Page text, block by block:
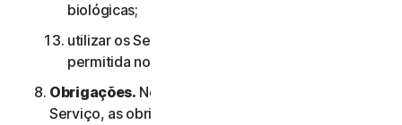
biológicas;
utilizar os Serviços de qualquer forma não
permitida nos termos do presente Contrato.
Obrigações. No que diz respeito à utilização do
Serviço, as obrigações do Utilizador são as